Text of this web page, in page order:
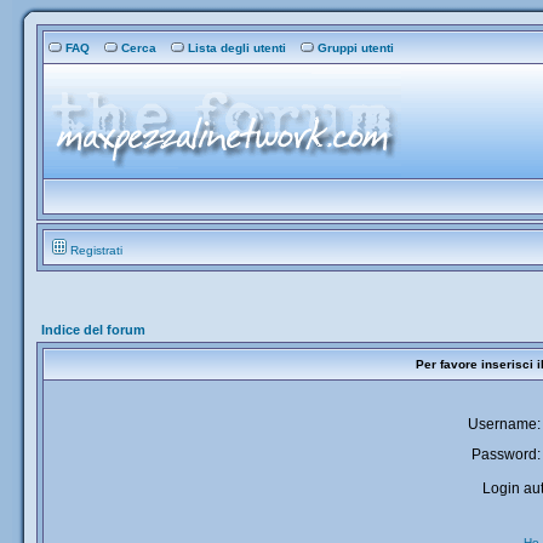
FAQ Cerca Lista degli utenti Gruppi utenti
Registrati
Indice del forum
Per favore inserisci
Username:
Password:
Login